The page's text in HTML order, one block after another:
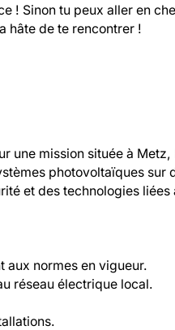
! Sinon tu peux aller en
hâte de te rencontrer !
une mission située à Metz,
photovoltaïques sur
et des technologies
aux normes en vigueur.
réseau électrique local.